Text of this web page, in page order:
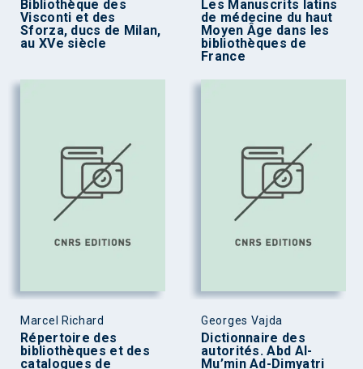
Bibliothèque des
Visconti et des
Sforza, ducs de Milan,
au XVe siècle
Les Manuscrits latins
de médecine du haut
Moyen Âge dans les
bibliothèques de
France
Marcel Richard
Répertoire des
bibliothèques et des
catalogues de
Georges Vajda
Dictionnaire des
autorités. Abd Al-
Mu’min Ad-Dimyatri